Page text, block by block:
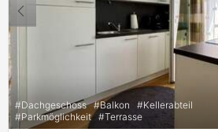
#Dachgeschoss #Balkon #Kellerabteil
#Parkmöglichkeit #Terrasse